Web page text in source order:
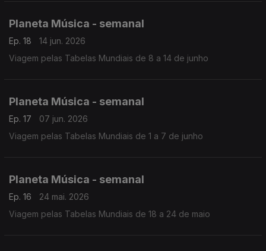
Planeta Música - semanal
Ep. 18
14 jun. 2026
Viagem pelas Tabelas Mundiais de 8 a 14 de junho
Planeta Música - semanal
Ep. 17
07 jun. 2026
Viagem pelas Tabelas Mundiais de 1 a 7 de junho
Planeta Música - semanal
Ep. 16
24 mai. 2026
Viagem pelas Tabelas Mundiais de 18 a 24 de maio